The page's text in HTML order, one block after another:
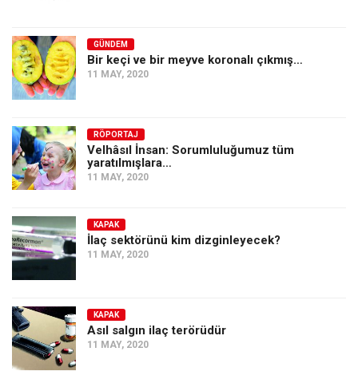
GÜNDEM
Bir keçi ve bir meyve koronalı çıkmış…
11 MAY, 2020
RÖPORTAJ
Velhâsıl İnsan: Sorumluluğumuz tüm
yaratılmışlara…
11 MAY, 2020
KAPAK
İlaç sektörünü kim dizginleyecek?
11 MAY, 2020
KAPAK
Asıl salgın ilaç terörüdür
11 MAY, 2020